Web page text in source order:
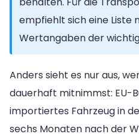
empfiehlt sich eine Liste
Wertangaben der
Anders sieht es nur aus,
dauerhaft mitnimmst: EU-
importiertes Fahrzeug in
sechs Monaten nach der